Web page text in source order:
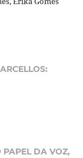
PAPEL DA VOZ,